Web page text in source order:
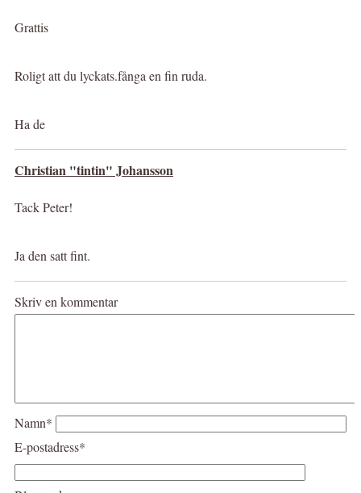
Grattis
Roligt att du lyckats.fånga en fin ruda.
Ha de
Christian "tintin" Johansson
Tack Peter!
Ja den satt fint.
Skriv en kommentar
Namn*
E-postadress*